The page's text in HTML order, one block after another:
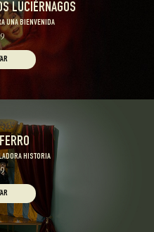
LUCIÉRNAGOS
UNA BIENVENIDA
HISTORIA